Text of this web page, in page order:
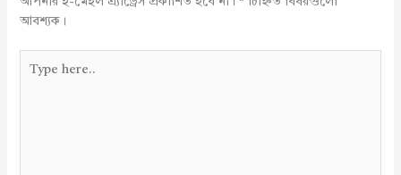
আবশ্যক।
here..